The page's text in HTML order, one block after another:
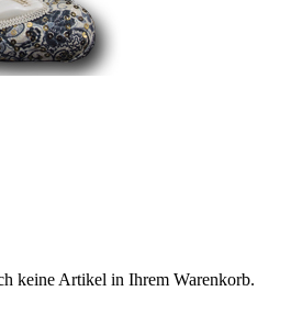
keine Artikel in Ihrem Warenkorb.